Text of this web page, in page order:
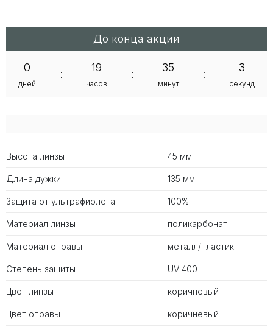
Высота линзы 45 мм
Длина дужки 135 мм
Защита от ультрафиолета 100%
Материал линзы поликарбонат
Материал оправы металл/пластик
Степень защиты UV 400
Цвет линзы коричневый
Цвет оправы коричневый
До конца акции
0
дней
:
19
часов
:
35
минут
:
3
секунд